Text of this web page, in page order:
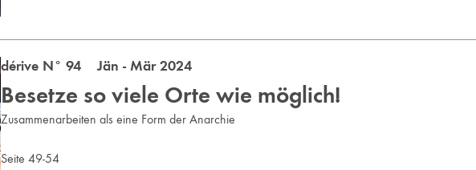
dérive N° 94 Jän - Mär 2024
Besetze so viele Orte wie möglich!
Zusammenarbeiten als eine Form der Anarchie
Seite 49-54